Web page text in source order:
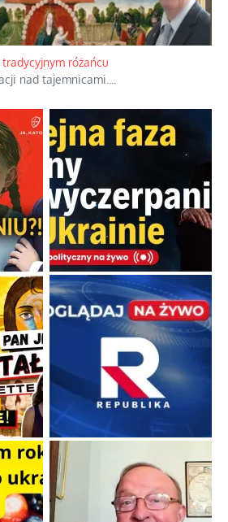
czołgom
warszawskich dowódców.
różańcu
nad tajemnicami.